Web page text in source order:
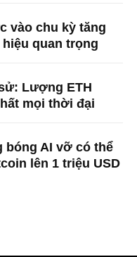
vào chu kỳ tăng
quan trọng
Lượng ETH
mọi thời đại
bóng AI vỡ có thể
lên 1 triệu USD